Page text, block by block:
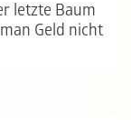
letzte Baum
Geld nicht